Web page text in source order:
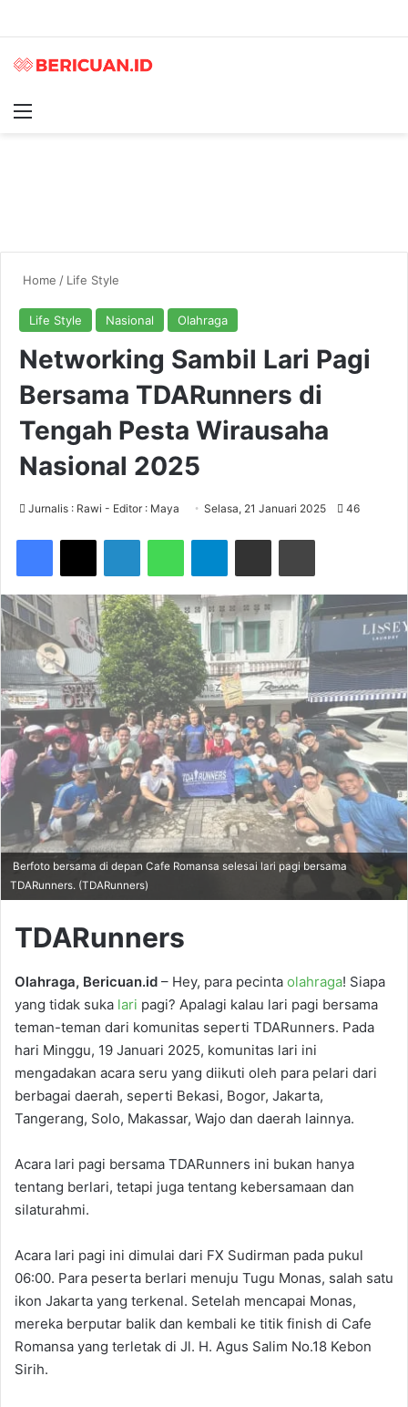
Home / Life Style
Life Style Nasional Olahraga
Networking Sambil Lari Pagi
Bersama TDARunners di
Tengah Pesta Wirausaha
Nasional 2025
Jurnalis : Rawi - Editor : Maya Selasa, 21 Januari 2025 46
Telegram
Berfoto bersama di depan Cafe Romansa selesai lari pagi bersama
TDARunners. (TDARunners)
TDARunners
Olahraga, Bericuan.id – Hey, para pecinta olahraga! Siapa
yang tidak suka lari pagi? Apalagi kalau lari pagi bersama
teman-teman dari komunitas seperti TDARunners. Pada
hari Minggu, 19 Januari 2025, komunitas lari ini
mengadakan acara seru yang diikuti oleh para pelari dari
berbagai daerah, seperti Bekasi, Bogor, Jakarta,
Tangerang, Solo, Makassar, Wajo dan daerah lainnya.
Acara lari pagi bersama TDARunners ini bukan hanya
tentang berlari, tetapi juga tentang kebersamaan dan
silaturahmi.
Acara lari pagi ini dimulai dari FX Sudirman pada pukul
06:00. Para peserta berlari menuju Tugu Monas, salah satu
ikon Jakarta yang terkenal. Setelah mencapai Monas,
mereka berputar balik dan kembali ke titik finish di Cafe
Romansa yang terletak di Jl. H. Agus Salim No.18 Kebon
Sirih.